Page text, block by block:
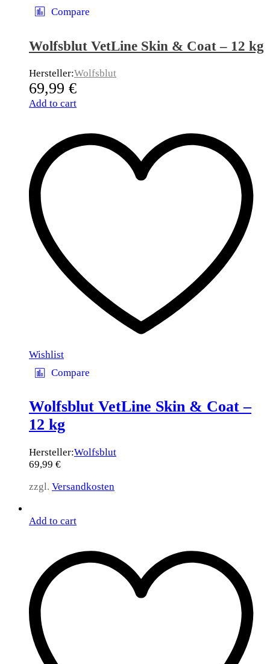
Compare
Wolfsblut VetLine Skin & Coat – 12 kg
Hersteller:Wolfsblut
69,99 €
Add to cart
Wishlist
Compare
Wolfsblut VetLine Skin & Coat –
12 kg
Hersteller:Wolfsblut
69,99 €
zzgl. Versandkosten
Add to cart